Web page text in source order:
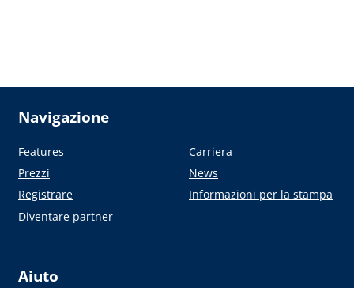
Navigazione
Features
Prezzi
Registrare
Diventare partner
Carriera
News
Informazioni per la stampa
Aiuto